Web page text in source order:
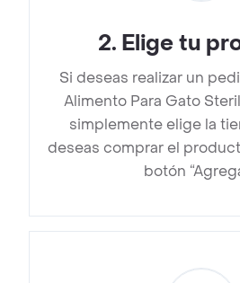
2. Elige tu
Si deseas realizar un
Alimento Para Gato
simplemente elige la
deseas comprar el
botón